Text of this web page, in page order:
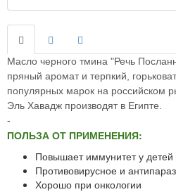
Масло черного тмина "Речь
пряный аромат и терпкий,
популярных марок на российском
Эль Хавадж производят в Египте.
-
ПОЛЬЗА ОТ ПРИМЕНЕНИЯ:
Повышает иммунитет у детей
Противовирусное и
Хорошо при онкологии